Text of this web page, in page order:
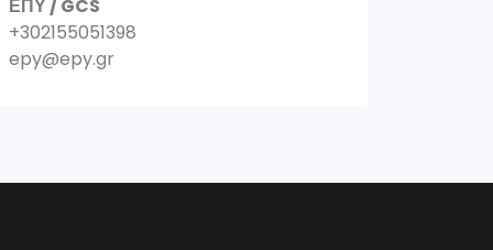
ΕΠΥ / GCS
+302155051398
epy@epy.gr